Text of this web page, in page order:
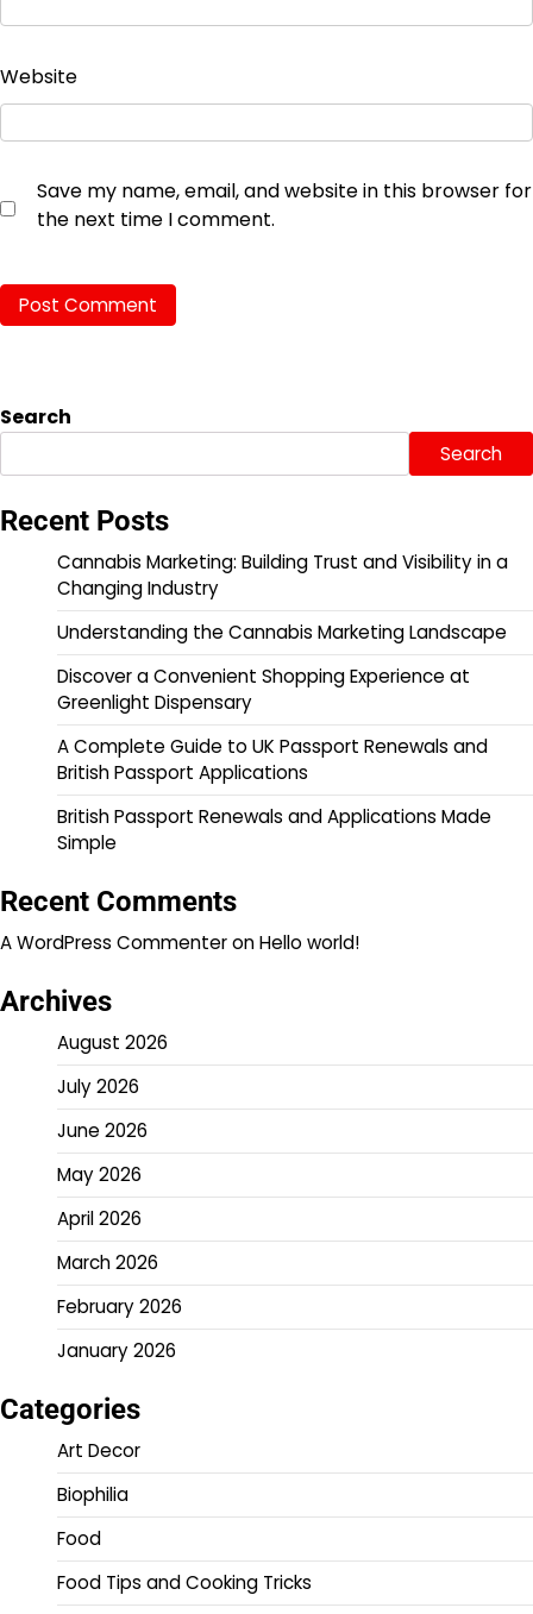
Website
Save my name, email, and website in this browser for
the next time I comment.
Search
Search
Recent Posts
Cannabis Marketing: Building Trust and Visibility in a
Changing Industry
Understanding the Cannabis Marketing Landscape
Discover a Convenient Shopping Experience at
Greenlight Dispensary
A Complete Guide to UK Passport Renewals and
British Passport Applications
British Passport Renewals and Applications Made
Simple
Recent Comments
A WordPress CommenteronHello world!
Archives
August 2026
July 2026
June 2026
May 2026
April 2026
March 2026
February 2026
January 2026
Categories
Art Decor
Biophilia
Food
Food Tips and Cooking Tricks